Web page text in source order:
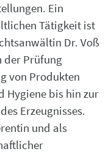
Ein
Tätigkeit ist
Dr. Voß
der Prüfung
von Produkten
Hygiene bis hin zur
Erzeugnisses.
und als